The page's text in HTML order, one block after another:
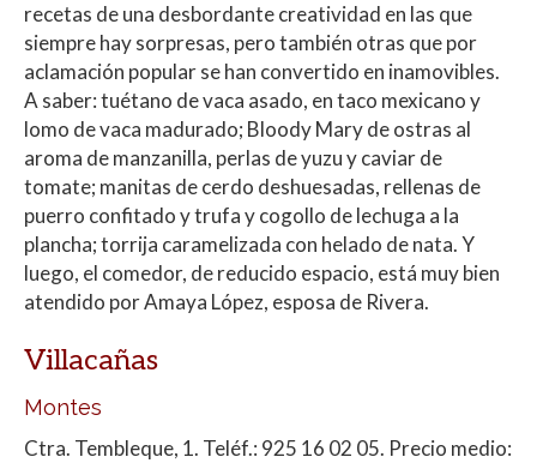
recetas de una desbordante creatividad en las que
siempre hay sorpresas, pero también otras que por
aclamación popular se han convertido en inamovibles.
A saber: tuétano de vaca asado, en taco mexicano y
lomo de vaca madurado; Bloody Mary de ostras al
aroma de manzanilla, perlas de yuzu y caviar de
tomate; manitas de cerdo deshuesadas, rellenas de
puerro confitado y trufa y cogollo de lechuga a la
plancha; torrija caramelizada con helado de nata. Y
luego, el comedor, de reducido espacio, está muy bien
atendido por Amaya López, esposa de Rivera.
Villacañas
Montes
Ctra. Tembleque, 1. Teléf.: 925 16 02 05. Precio medio: